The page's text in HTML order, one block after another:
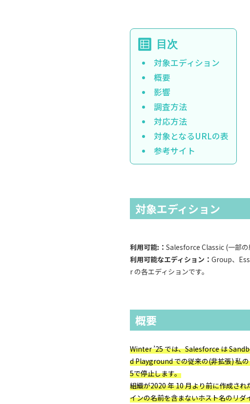
対象エディション
概要
影響
調査方法
対応方法
対象となるURLの表
参考サイト
対象エディション
利用可能:： Salesforce Classic (一部
利用可能なエディション： Group、
r の各エディションです。
概要
Winter ’25 では、Salesforce は
d Playground での従来の(非拡張) 私
5で停止します。
組織が2020 年 10 月より前に作成さ
インの名前を含まないホスト名のリ